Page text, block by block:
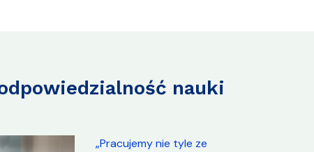
odpowiedzialność nauki
„Pracujemy nie tyle ze